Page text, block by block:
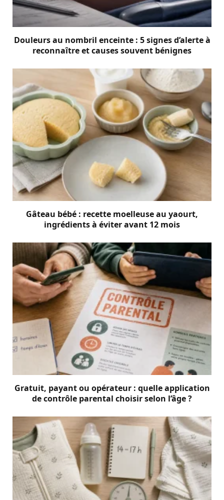
Douleurs au nombril enceinte : 5 signes d’alerte à
reconnaître et causes souvent bénignes
Gâteau bébé : recette moelleuse au yaourt,
ingrédients à éviter avant 12 mois
Gratuit, payant ou opérateur : quelle application
de contrôle parental choisir selon l’âge ?